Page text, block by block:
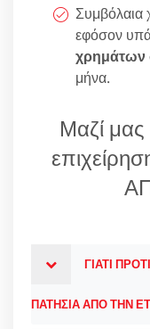
Συμβόλαια
εφόσον
χρημάτων
μήνα.
Μαζί μας
ΓΙΑΤΙ
ΠΑΤΗΣΙΑ ΑΠΟ ΤΗΝ